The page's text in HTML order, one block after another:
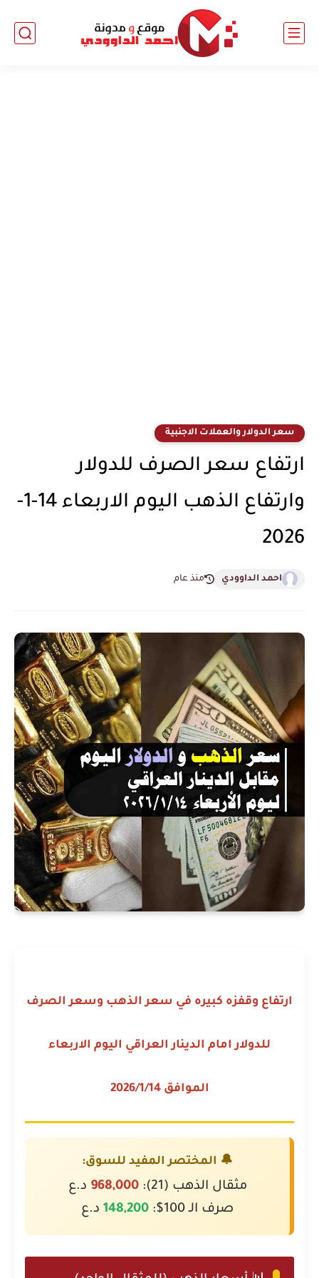
سعر الدولار والعملات الاجنبية
ارتفاع سعر الصرف للدولار
وارتفاع الذهب اليوم الاربعاء 14-1-
2026
احمد الداوودي منذ عام
ارتفاع وقفزه كبيره في سعر الذهب وسعر الصرف
للدولار امام الدينار العراقي اليوم الاربعاء
الموافق 2026/1/14
🔔 المختصر المفيد للسوق:
مثقال الذهب (21): 968,000 د.ع
صرف الـ 100$:
148,200 د.ع